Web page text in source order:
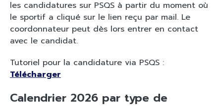
les candidatures sur PSQS à partir du moment où
le sportif a cliqué sur le lien reçu par mail. Le
coordonnateur peut dès lors entrer en contact
avec le candidat.
Tutoriel pour la candidature via PSQS :
Télécharger
Calendrier 2026 par type de